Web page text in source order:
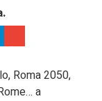
Roma 2050,
a